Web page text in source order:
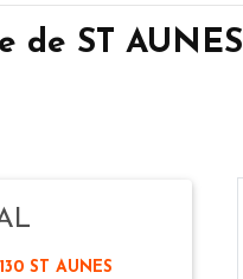
de ST AUNES
ST AUNES